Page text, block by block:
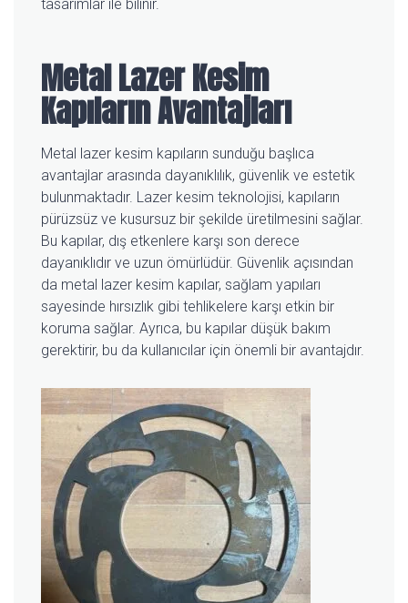
tasarımlar ile bilinir.
Metal Lazer Kesim
Kapıların Avantajları
Metal lazer kesim kapıların sunduğu başlıca
avantajlar arasında dayanıklılık, güvenlik ve estetik
bulunmaktadır. Lazer kesim teknolojisi, kapıların
pürüzsüz ve kusursuz bir şekilde üretilmesini sağlar.
Bu kapılar, dış etkenlere karşı son derece
dayanıklıdır ve uzun ömürlüdür. Güvenlik açısından
da metal lazer kesim kapılar, sağlam yapıları
sayesinde hırsızlık gibi tehlikelere karşı etkin bir
koruma sağlar. Ayrıca, bu kapılar düşük bakım
gerektirir, bu da kullanıcılar için önemli bir avantajdır.